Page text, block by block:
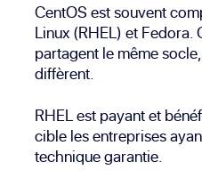
CentOS est souvent
Linux (RHEL) et Fedora.
partagent le même
diffèrent.
RHEL est payant et
cible les entreprises
technique garantie.